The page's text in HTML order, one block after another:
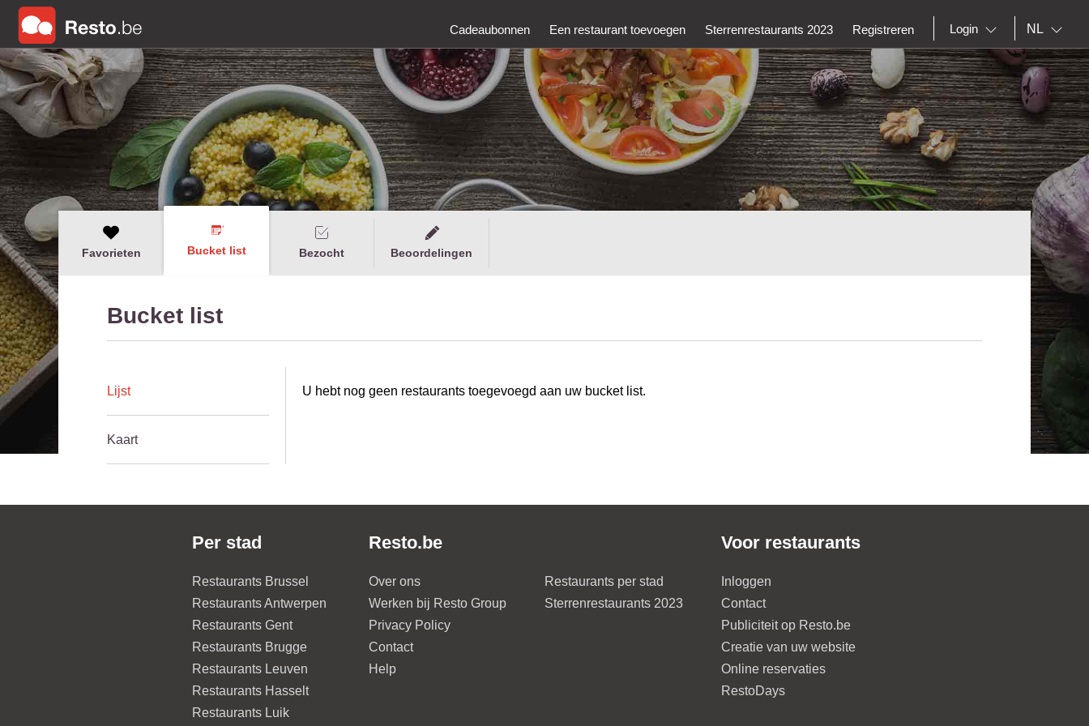
Cadeaubonnen Een restaurant toevoegen Sterrenrestaurants 2023 Registreren Login NL
Favorieten Bucket list Bezocht Beoordelingen
Bucket list
Lijst
Kaart
U hebt nog geen restaurants toegevoegd aan uw bucket list.
Per stad
Restaurants Brussel
Restaurants Antwerpen
Restaurants Gent
Restaurants Brugge
Restaurants Leuven
Restaurants Hasselt
Restaurants Luik
Resto.be
Over ons
Werken bij Resto Group
Privacy Policy
Contact
Help
Restaurants per stad
Sterrenrestaurants 2023
Voor restaurants
Inloggen
Contact
Publiciteit op Resto.be
Creatie van uw website
Online reservaties
RestoDays